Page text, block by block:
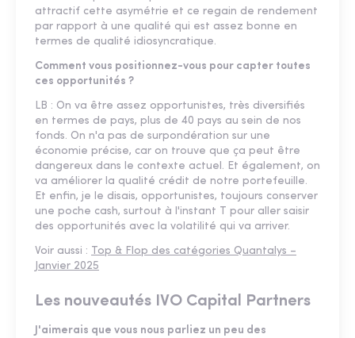
attractif cette asymétrie et ce regain de rendement
par rapport à une qualité qui est assez bonne en
termes de qualité idiosyncratique.
Comment vous positionnez-vous pour capter toutes
ces opportunités ?
LB : On va être assez opportunistes, très diversifiés
en termes de pays, plus de 40 pays au sein de nos
fonds. On n'a pas de surpondération sur une
économie précise, car on trouve que ça peut être
dangereux dans le contexte actuel. Et également, on
va améliorer la qualité crédit de notre portefeuille.
Et enfin, je le disais, opportunistes, toujours conserver
une poche cash, surtout à l'instant T pour aller saisir
des opportunités avec la volatilité qui va arriver.
Voir aussi : Top & Flop des catégories Quantalys –
Janvier 2025
Les nouveautés IVO Capital Partners
J'aimerais que vous nous parliez un peu des